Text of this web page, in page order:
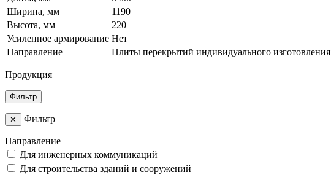
Ширина, мм
1190
Высота, мм
220
Усиленное армирование Нет
Направление
Плиты перекрытий индивидуального изготовления
Продукция
Фильтр
✕ Фильтр
Направление
Для инженерных коммуникаций
Для строительства зданий и сооружений